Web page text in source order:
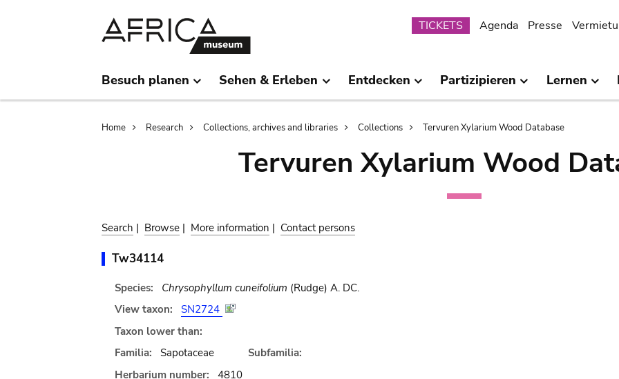
Submenu
TICKETS Agenda Presse
Besuch planen Sehen & Erleben Entdecken Partizipieren Lernen
Breadcrumb
Home Research Collections, archives and libraries Collections Tervuren Xylarium Wood Database
Tervuren Xylarium Wood
Search | Browse | More information | Contact persons
Tw34114
Species: Chrysophyllum cuneifolium (Rudge) A. DC.
View taxon:
SN2724
Taxon lower than:
Familia:
Sapotaceae
Subfamilia:
Herbarium number:
4810